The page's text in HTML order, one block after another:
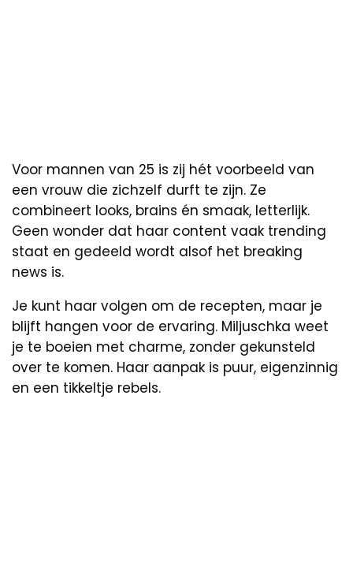
Voor mannen van 25 is zij hét voorbeeld van
een vrouw die zichzelf durft te zijn. Ze
combineert looks, brains én smaak, letterlijk.
Geen wonder dat haar content vaak trending
staat en gedeeld wordt alsof het breaking
news is.
Je kunt haar volgen om de recepten, maar je
blijft hangen voor de ervaring. Miljuschka weet
je te boeien met charme, zonder gekunsteld
over te komen. Haar aanpak is puur, eigenzinnig
en een tikkeltje rebels.